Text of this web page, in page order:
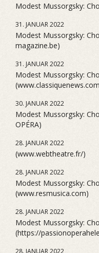
Modest Mussorgsky:
31. JANUAR 2022
Modest Mussorgsky:
magazine.be)
31. JANUAR 2022
Modest Mussorgsky:
30. JANUAR 2022
Modest Mussorgsky:
OPÉRA)
28. JANUAR 2022
(www.webtheatre.fr/)
28. JANUAR 2022
Modest Mussorgsky:
(www.resmusica.com)
28. JANUAR 2022
Modest Mussorgsky:
(https://
28. JANUAR 2022